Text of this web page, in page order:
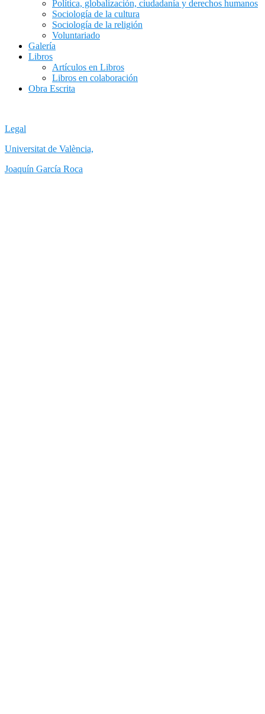
Política, globalización, ciudadanía y derechos humanos
Sociología de la cultura
Sociología de la religión
Voluntariado
Galería
Libros
Artículos en Libros
Libros en colaboración
Obra Escrita
Legal
Universitat de València,
Joaquín García Roca